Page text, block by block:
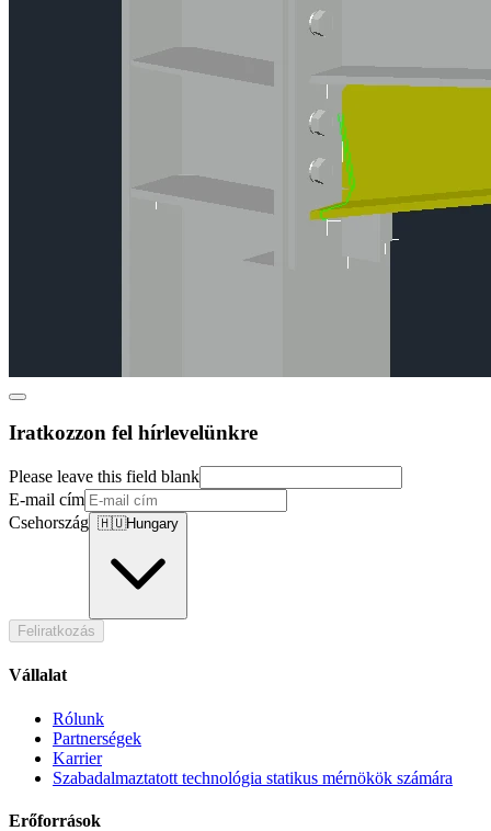
Iratkozzon fel hírlevelünkre
Please leave this field blank
E-mail cím
Csehország 🇭🇺Hungary
Feliratkozás
Vállalat
Rólunk
Partnerségek
Karrier
Szabadalmaztatott technológia statikus mérnökök számára
Erőforrások